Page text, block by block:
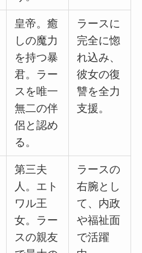
皇帝。癒
しの魔力
を持つ暴
君。ラー
スを唯一
無二の伴
侶と認め
る。
ラースに
完全に惚
れ込み、
彼女の復
讐を全力
支援。
第三夫
人。エト
ワル王
女。ラー
スの親友
ラースの
右腕とし
て、内政
や福祉面
で活躍